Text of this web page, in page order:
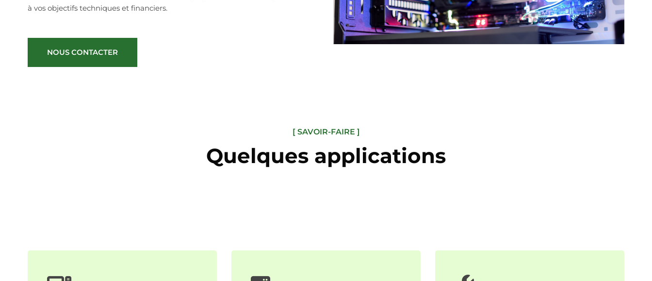
à vos objectifs techniques et financiers.
NOUS CONTACTER
[ SAVOIR-FAIRE ]
Quelques applications